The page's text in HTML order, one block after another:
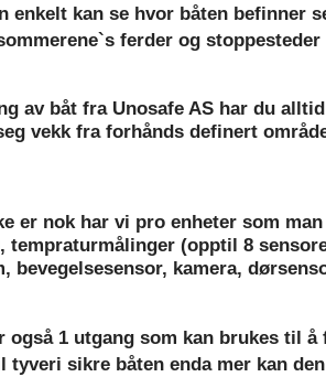
(manager)
(Mobile Workforce)
enkelt kan se hvor båten befinner
ferder og stoppesteder
av båt fra Unosafe AS har du
vekk fra forhånds definert
er nok har vi pro enheter som
tempraturmålinger (opptil 8
bevegelsesensor, kamera,
også 1 utgang som kan brukes til
tyveri sikre båten enda mer kan